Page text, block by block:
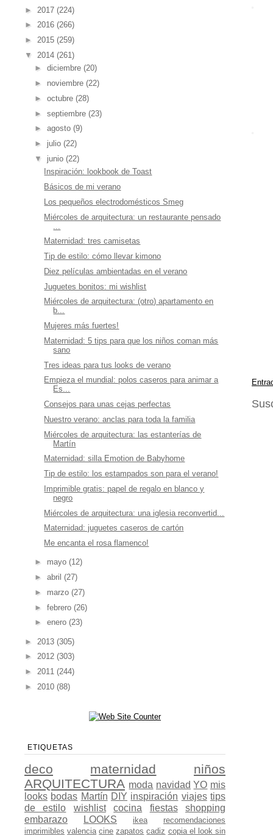
► 2017 (224)
► 2016 (266)
► 2015 (259)
▼ 2014 (261)
► diciembre (20)
► noviembre (22)
► octubre (28)
► septiembre (23)
► agosto (9)
► julio (22)
▼ junio (22)
Inspiración: lookbook de Toast
Básicos de mi verano
Los pequeños electrodomésticos Smeg
Miércoles de arquitectura: un restaurante pensado
Maternidad: tres camisetas
Tip de estilo: cómo llevar kimono
Diez películas ambientadas en el verano
Juguetes bonitos: mi wishlist
Miércoles de arquitectura: (otro) apartamento en
b...
Mujeres más fuertes!
Maternidad: 5 tips para que los niños coman más
sano
Tres ideas para tus looks de verano
Empieza el mundial: polos caseros para animar a
Es...
Consejos para unas cejas perfectas
Nuestro verano: anclas para toda la familia
Miércoles de arquitectura: las estanterías de
Martín
Maternidad: silla Emotion de Babyhome
Tip de estilo: los estampados son para el verano!
Imprimible gratis: papel de regalo en blanco y
negro
Miércoles de arquitectura: una iglesia reconvertid...
Maternidad: juguetes caseros de cartón
Me encanta el rosa flamenco!
► mayo (12)
► abril (27)
► marzo (27)
► febrero (26)
► enero (23)
► 2013 (305)
► 2012 (303)
► 2011 (244)
► 2010 (88)
ETIQUETAS
deco maternidad
niños
ARQUITECTURA moda navidad YO mis
looks bodas Martín DIY inspiración viajes tips
de estilo
wishlist cocina fiestas
shopping
embarazo
LOOKS ikea
recomendaciones
imprimibles valencia cine zapatos cadiz copia el look sin